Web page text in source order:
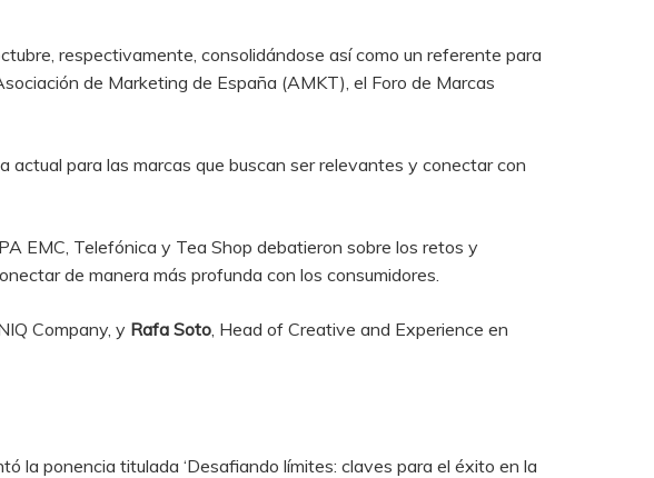
respectivamente, consolidándose así como un referente para
de Marketing de España (AMKT), el Foro de Marcas
para las marcas que buscan ser relevantes y conectar con
EMC, Telefónica y Tea Shop debatieron sobre los retos y
de manera más profunda con los consumidores.
Company, y Rafa Soto, Head of Creative and Experience en
la ponencia titulada ‘Desafiando límites: claves para el éxito en la